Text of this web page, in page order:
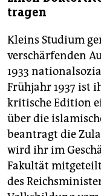
tragen
Kleins Studium
verschärfenden
1933
Frühjahr 1937 ist
kritische Edition
über die
beantragt die
wird ihr im
Fakultät
des